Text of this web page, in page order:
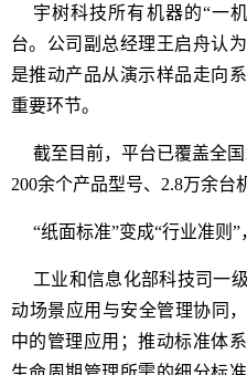
宇树科技所有机器的“一
台。公司副总经理王启舟认
是推动产品从演示样品走向
重要环节。
截至目前，平台已覆盖全
200余个产品型号、2.8万余台
“纸面标准”变成“行业准则
工业和信息化部科技司一
动场景应用与安全管理协同
中的管理应用；推动标准体